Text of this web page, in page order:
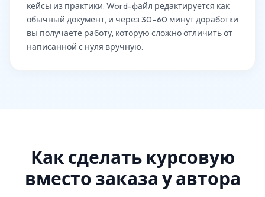
кейсы из практики. Word-файл редактируется как
обычный документ, и через 30–60 минут доработки
вы получаете работу, которую сложно отличить от
написанной с нуля вручную.
Как сделать курсовую
вместо заказа у автора